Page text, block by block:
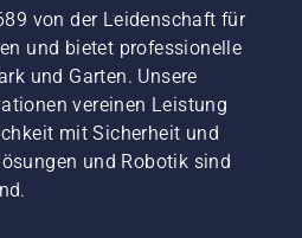
von der Leidenschaft für
und bietet professionelle
und Garten. Unsere
vereinen Leistung
mit Sicherheit und
und Robotik sind